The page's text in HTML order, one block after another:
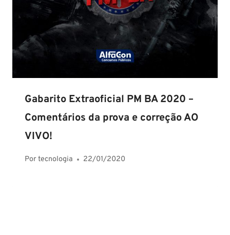
Gabarito Extraoficial PM BA 2020 –
Comentários da prova e correção AO
VIVO!
Portecnologia 22/01/2020